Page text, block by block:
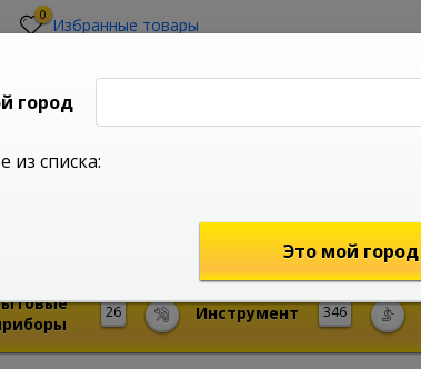
0 Избранные товары
shop@mireks.ru
26 346
Инструмент
город
из списка:
Это мой город